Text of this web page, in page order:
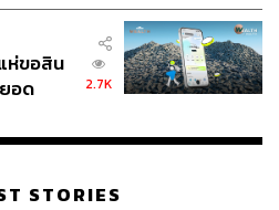
ห่ขอสิน
อด
2.7K
STORIES